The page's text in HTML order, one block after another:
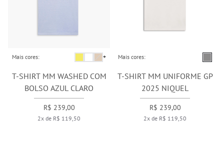
Mais cores: +
T-SHIRT MM WASHED COM
BOLSO AZUL CLARO
R$ 239,00
2x de R$ 119,50
Mais cores:
T-SHIRT MM UNIFORME GP
2025 NIQUEL
R$ 239,00
2x de R$ 119,50